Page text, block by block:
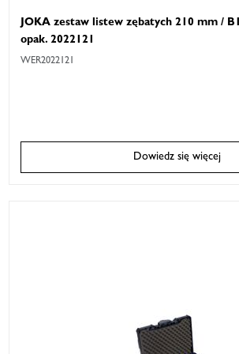
JOKA zestaw listew zębatych 210 mm /
opak. 2022121
WER2022121
Dowiedz się więcej